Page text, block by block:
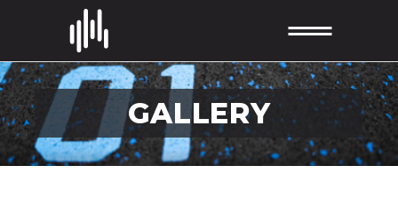
GALLERY